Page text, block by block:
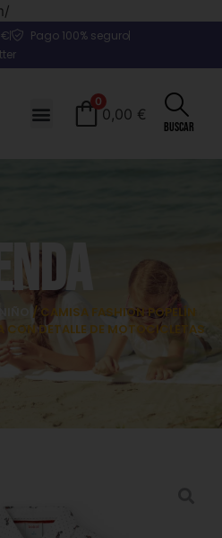
Pago 100% seguro
0
0,00 €
Buscar
/ CAMISA FASHION POPELÍN
CON DETALLE DE MOTOCICLETAS